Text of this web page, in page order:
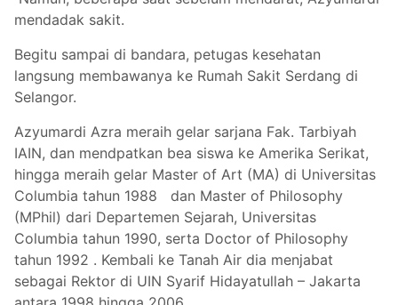
mendadak sakit.
Begitu sampai di bandara, petugas kesehatan
langsung membawanya ke Rumah Sakit Serdang di
Selangor.
Azyumardi Azra meraih gelar sarjana Fak. Tarbiyah
IAIN, dan mendpatkan bea siswa ke Amerika Serikat,
hingga meraih gelar Master of Art (MA) di Universitas
Columbia tahun 1988 dan Master of Philosophy
(MPhil) dari Departemen Sejarah, Universitas
Columbia tahun 1990, serta Doctor of Philosophy
tahun 1992 . Kembali ke Tanah Air dia menjabat
sebagai Rektor di UIN Syarif Hidayatullah – Jakarta